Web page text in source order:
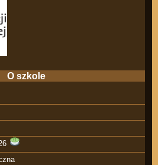
O szkole